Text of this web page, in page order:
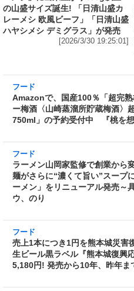
の山盛サイズ誕生! 「日清山盛カ
レーメシ 欧風ビーフ」「日清山盛
ハヤシメシ デミグラス」が発売
[2026/3/30 19:25:01]
Amazonで、
用した「サン
酒〉超完熟
予約受付中
わい』
フード
ラーメン山岡
ープに! 日
ン」をリニ
フード
売上1本に
Amazonで「